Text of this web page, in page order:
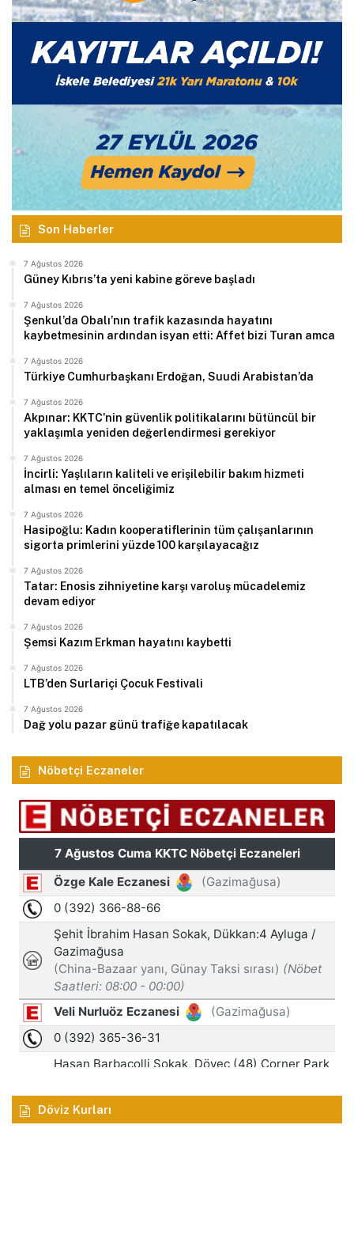
Son Haberler
7 Ağustos 2026
Güney Kıbrıs’ta yeni kabine göreve başladı
7 Ağustos 2026
Şenkul’da Obalı’nın trafik kazasında hayatını
kaybetmesinin ardından isyan etti: Affet bizi Turan amca
7 Ağustos 2026
Türkiye Cumhurbaşkanı Erdoğan, Suudi Arabistan’da
7 Ağustos 2026
Akpınar: KKTC’nin güvenlik politikalarını bütüncül bir
yaklaşımla yeniden değerlendirmesi gerekiyor
7 Ağustos 2026
İncirli: Yaşlıların kaliteli ve erişilebilir bakım hizmeti
alması en temel önceliğimiz
7 Ağustos 2026
Hasipoğlu: Kadın kooperatiflerinin tüm çalışanlarının
sigorta primlerini yüzde 100 karşılayacağız
7 Ağustos 2026
Tatar: Enosis zihniyetine karşı varoluş mücadelemiz
devam ediyor
7 Ağustos 2026
Şemsi Kazım Erkman hayatını kaybetti
7 Ağustos 2026
LTB’den Surlariçi Çocuk Festivali
7 Ağustos 2026
Dağ yolu pazar günü trafiğe kapatılacak
Nöbetçi Eczaneler
Döviz Kurları